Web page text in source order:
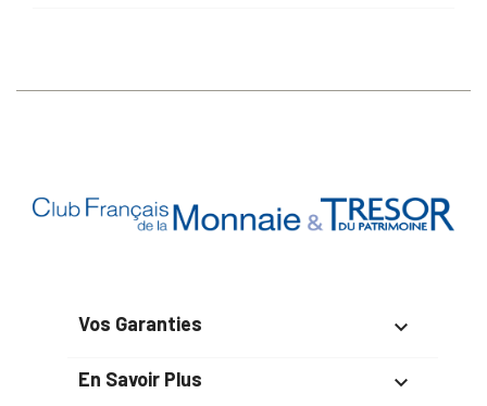
Vos Garanties 
En Savoir Plus 